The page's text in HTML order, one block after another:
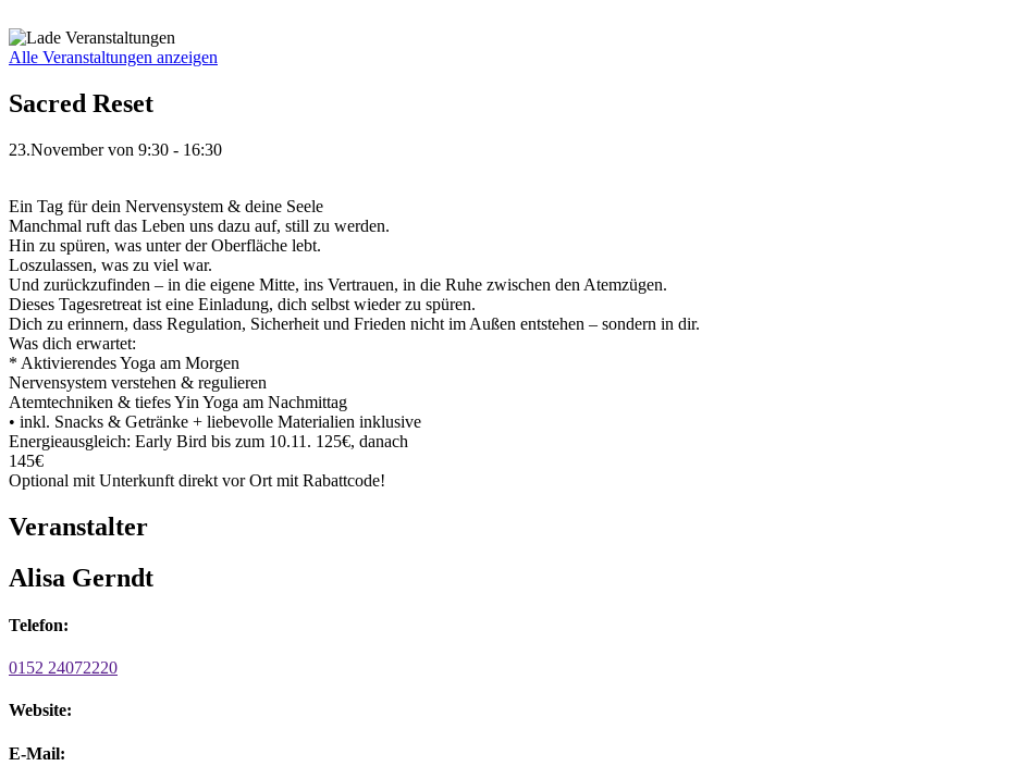
Inhalt
springen
Alle Veranstaltungen anzeigen
Sacred Reset
23.November von 9:30 - 16:30
Ein Tag für dein Nervensystem & deine Seele
Manchmal ruft das Leben uns dazu auf, still zu werden.
Hin zu spüren, was unter der Oberfläche lebt.
Loszulassen, was zu viel war.
Und zurückzufinden – in die eigene Mitte, ins Vertrauen, in die Ruhe zwischen den Atemzügen.
Dieses Tagesretreat ist eine Einladung, dich selbst wieder zu spüren.
Dich zu erinnern, dass Regulation, Sicherheit und Frieden nicht im Außen entstehen – sondern in dir.
Was dich erwartet:
* Aktivierendes Yoga am Morgen
Nervensystem verstehen & regulieren
Atemtechniken & tiefes Yin Yoga am Nachmittag
• inkl. Snacks & Getränke + liebevolle Materialien inklusive
Energieausgleich: Early Bird bis zum 10.11. 125€, danach
145€
Optional mit Unterkunft direkt vor Ort mit Rabattcode!
Veranstalter
Alisa Gerndt
Telefon:
0152 24072220
Website:
E-Mail: